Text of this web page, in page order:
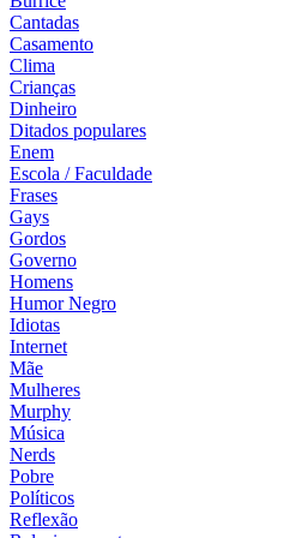
Cantadas
Casamento
Clima
Crianças
Dinheiro
Ditados populares
Enem
Escola / Faculdade
Frases
Gays
Gordos
Governo
Homens
Humor Negro
Idiotas
Internet
Mãe
Mulheres
Murphy
Música
Nerds
Pobre
Políticos
Reflexão